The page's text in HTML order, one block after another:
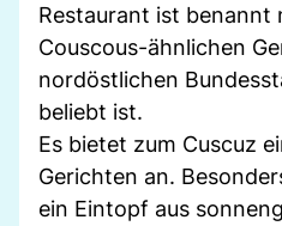
Restaurant ist benannt
Couscous-ähnlichen
nordöstlichen
beliebt ist.
Es bietet zum Cuscuz
Gerichten an.
ein Eintopf aus